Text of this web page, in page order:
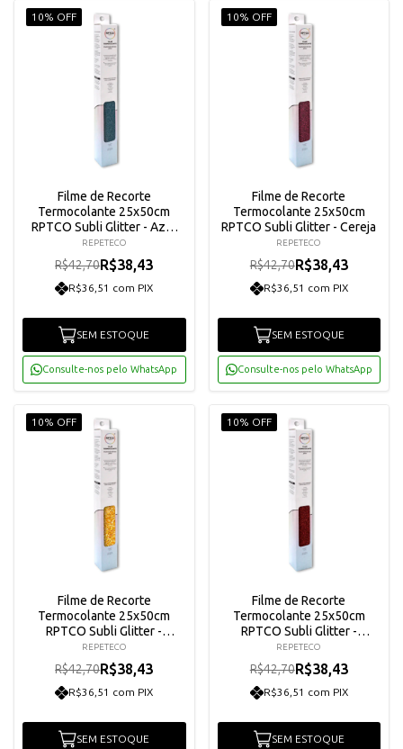
10% OFF
Filme de Recorte
Termocolante 25x50cm
RPTCO Subli Glitter - Azul
Claro
REPETECO
R$42,70R$38,43
R$36,51 com PIX
SEM ESTOQUE
Consulte-nos pelo WhatsApp
10% OFF
Filme de Recorte
Termocolante 25x50cm
RPTCO Subli Glitter - Cereja
REPETECO
R$42,70R$38,43
R$36,51 com PIX
SEM ESTOQUE
Consulte-nos pelo WhatsApp
10% OFF
Filme de Recorte
Termocolante 25x50cm
RPTCO Subli Glitter -
Dourado
REPETECO
R$42,70R$38,43
R$36,51 com PIX
SEM ESTOQUE
10% OFF
Filme de Recorte
Termocolante 25x50cm
RPTCO Subli Glitter -
Vermelho
REPETECO
R$42,70R$38,43
R$36,51 com PIX
SEM ESTOQUE